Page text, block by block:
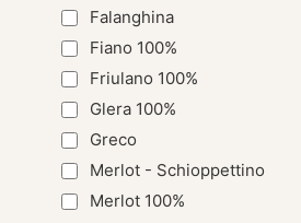
Falanghina
Fiano 100%
Friulano 100%
Glera 100%
Greco
Merlot - Schioppettino
Merlot 100%